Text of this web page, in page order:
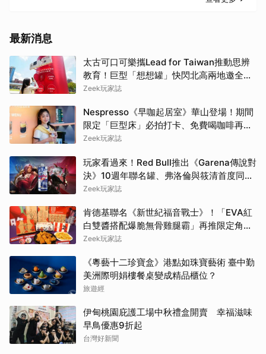
最新消息
太古可口可樂攜Lead for Taiwan推動思辨
教育！巨型「想想罐」快閃北高兩地邀全民
挑戰「打破慣性」
Zeek玩家誌
Nespresso《早咖起居室》華山登場！期間
限定「巨型床」必拍打卡、免費喝咖啡再拿
好禮
Zeek玩家誌
玩家看過來！Red Bull推出《Garena傳說對
決》10週年聯名罐、弗洛倫與筱清首度同框
必收藏
Zeek玩家誌
肯德基聯名《新世紀福音戰士》！「EVA紅
白雙醬搭配爆脆無骨雞腿霸」再推限定角色
卡、周邊必搶收
Zeek玩家誌
《粵藝十二珍寶盒》港點如珠寶藝術 臺中勤
美洲際明娟樓餐桌變成精品櫃位？
旅遊經
伊甸桃園庇護工場中秋禮盒開賣 幸福滋味
早鳥優惠9折起
台灣好新聞